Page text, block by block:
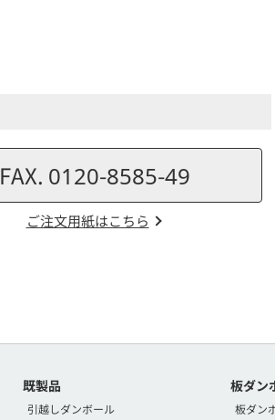
FAX. 0120-8585-49
ご注文用紙はこちら
既製品
引越しダンボール
板ダン
板ダン